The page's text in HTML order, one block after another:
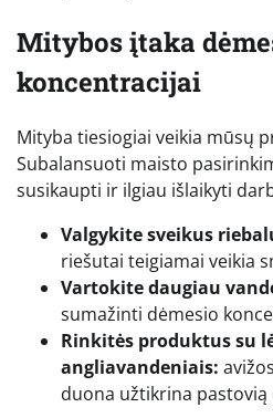
Mitybos įtaka
koncentracijai
Mityba tiesiogiai veikia mūsų
Subalansuoti maisto
susikaupti ir ilgiau išlaikyti
Valgykite sveikus
riešutai teigiamai veikia
Vartokite daugiau
sumažinti dėmesio
Rinkitės produktus su
angliavandeniais:
duona užtikrina pastovią